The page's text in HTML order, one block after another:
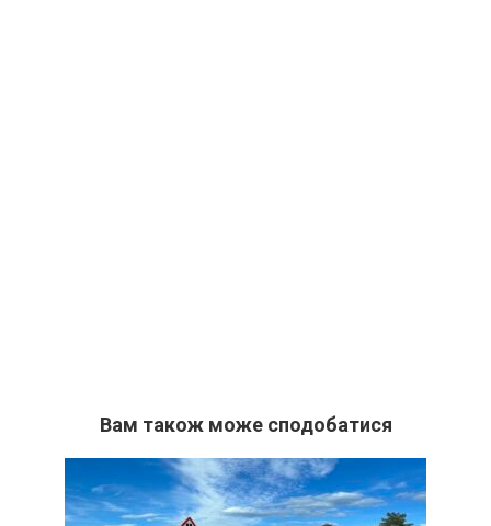
Вам також може сподобатися